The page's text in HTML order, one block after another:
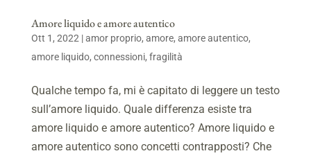
Amore liquido e amore autentico
Ott 1, 2022|amor proprio, amore, amore autentico,
amore liquido, connessioni, fragilità
Qualche tempo fa, mi è capitato di leggere un testo
sull’amore liquido. Quale differenza esiste tra
amore liquido e amore autentico? Amore liquido e
amore autentico sono concetti contrapposti? Che